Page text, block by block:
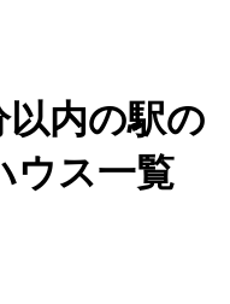
以内の駅の
ウス一覧